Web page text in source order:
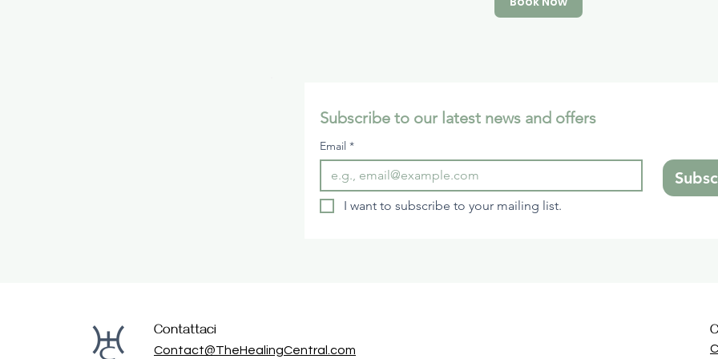
Subscribe to our latest news and offers
Email *
I want to subscribe to your mailing list.
Contattaci
Contact@TheHealingCentral.com